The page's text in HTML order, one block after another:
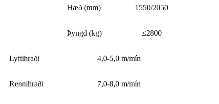
Hæð (mm) 1550/2050
Þyngd (kg) ≤2800
Lyftihraði 4,0-5,0 m/mín
Rennihraði 7,0-8,0 m/mín